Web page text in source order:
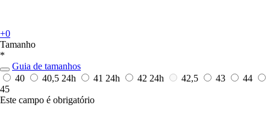
+0
Tamanho
*
Guia de tamanhos
40
40,5 24h 41 24h 42 24h 42,5 43
44
45
Este campo é obrigatório